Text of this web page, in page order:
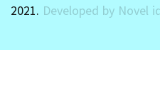
2021. Developed by Novel